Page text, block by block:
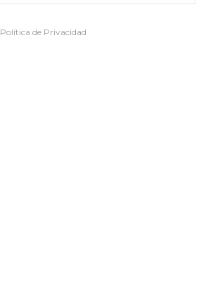
Política de Privacidad